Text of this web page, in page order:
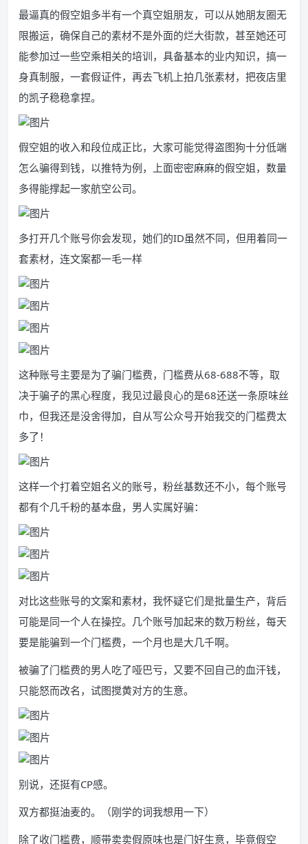
最逼真的假空姐多半有一个真空姐朋友，可以从她朋友圈无
限搬运，确保自己的素材不是外面的烂大街款，甚至她还可
能参加过一些空乘相关的培训，具备基本的业内知识，搞一
身真制服，一套假证件，再去飞机上拍几张素材，把夜店里
的凯子稳稳拿捏。
假空姐的收入和段位成正比，大家可能觉得盗图狗十分低端
怎么骗得到钱，以推特为例，上面密密麻麻的假空姐，数量
多得能撑起一家航空公司。
多打开几个账号你会发现，她们的ID虽然不同，但用着同一
套素材，连文案都一毛一样
这种账号主要是为了骗门槛费，门槛费从68-688不等，取
决于骗子的黑心程度，我见过最良心的是68还送一条原味丝
巾，但我还是没舍得加，自从写公众号开始我交的门槛费太
多了！
这样一个打着空姐名义的账号，粉丝基数还不小，每个账号
都有个几千粉的基本盘，男人实属好骗：
对比这些账号的文案和素材，我怀疑它们是批量生产，背后
可能是同一个人在操控。几个账号加起来的数万粉丝，每天
要是能骗到一个门槛费，一个月也是大几千啊。
被骗了门槛费的男人吃了哑巴亏，又要不回自己的血汗钱，
只能怒而改名，试图搅黄对方的生意。
别说，还挺有CP感。
双方都挺油麦的。（刚学的词我想用一下）
除了收门槛费，顺带卖卖假原味也是门好生意，毕竟假空